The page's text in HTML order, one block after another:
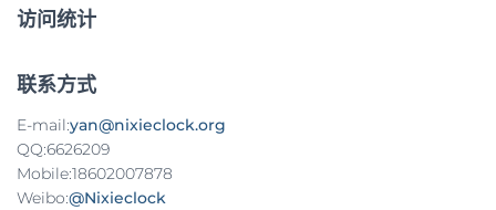
访问统计
联系方式
E-mail:yan@nixieclock.org
QQ:6626209
Mobile:18602007878
Weibo:@Nixieclock